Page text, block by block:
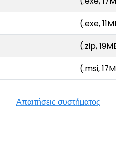
(.exe,
(.zip,
(.msi,
Απαιτήσεις συστήματος